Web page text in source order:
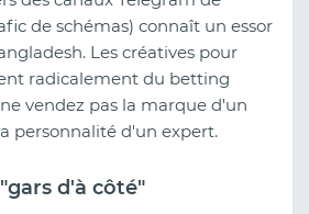
de schémas) connaît un essor
Les créatives pour
radicalement du betting
vendez pas la marque d'un
personnalité d'un expert.
d'à côté"